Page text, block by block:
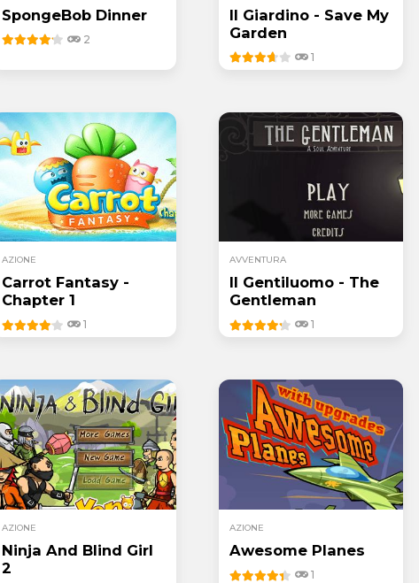
SpongeBob Dinner
2
Il Giardino - Save My
Garden
1
AZIONE
Carrot Fantasy -
Chapter 1
1
AVVENTURA
Il Gentiluomo - The
Gentleman
1
AZIONE
Ninja And Blind Girl
2
AZIONE
Awesome Planes
1